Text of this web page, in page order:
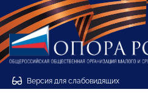
Версия для слабовидящих